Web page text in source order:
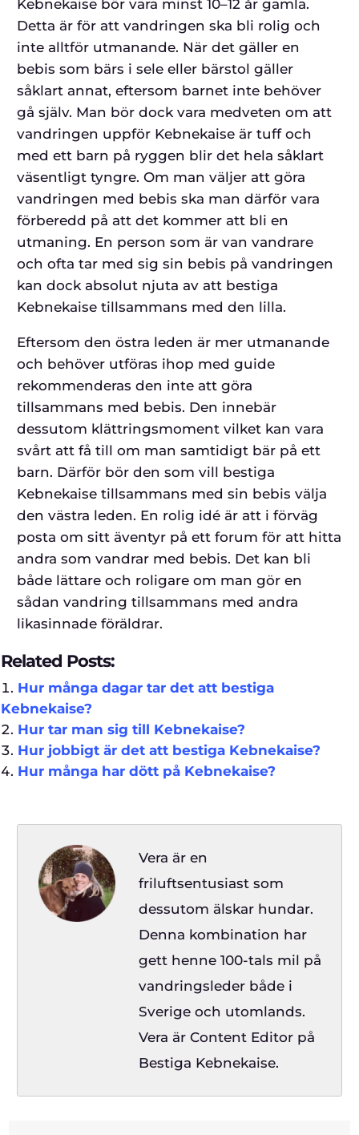
Kebnekaise bör vara minst 10–12 år gamla.
Detta är för att vandringen ska bli rolig och
inte alltför utmanande. När det gäller en
bebis som bärs i sele eller bärstol gäller
såklart annat, eftersom barnet inte behöver
gå själv. Man bör dock vara medveten om att
vandringen uppför Kebnekaise är tuff och
med ett barn på ryggen blir det hela såklart
väsentligt tyngre. Om man väljer att göra
vandringen med bebis ska man därför vara
förberedd på att det kommer att bli en
utmaning. En person som är van vandrare
och ofta tar med sig sin bebis på vandringen
kan dock absolut njuta av att bestiga
Kebnekaise tillsammans med den lilla.
Eftersom den östra leden är mer utmanande
och behöver utföras ihop med guide
rekommenderas den inte att göra
tillsammans med bebis. Den innebär
dessutom klättringsmoment vilket kan vara
svårt att få till om man samtidigt bär på ett
barn. Därför bör den som vill bestiga
Kebnekaise tillsammans med sin bebis välja
den västra leden. En rolig idé är att i förväg
posta om sitt äventyr på ett forum för att hitta
andra som vandrar med bebis. Det kan bli
både lättare och roligare om man gör en
sådan vandring tillsammans med andra
likasinnade föräldrar.
Related Posts:
Hur många dagar tar det att bestiga
Kebnekaise?
Hur tar man sig till Kebnekaise?
Hur jobbigt är det att bestiga Kebnekaise?
Hur många har dött på Kebnekaise?
Vera är en
friluftsentusiast som
dessutom älskar hundar.
Denna kombination har
gett henne 100-tals mil på
vandringsleder både i
Sverige och utomlands.
Vera är Content Editor på
Bestiga Kebnekaise.